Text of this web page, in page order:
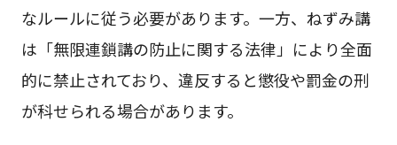
なルールに従う必要があります。一方、ねずみ講
は「無限連鎖講の防止に関する法律」により全面
的に禁止されており、違反すると懲役や罰金の刑
が科せられる場合があります。